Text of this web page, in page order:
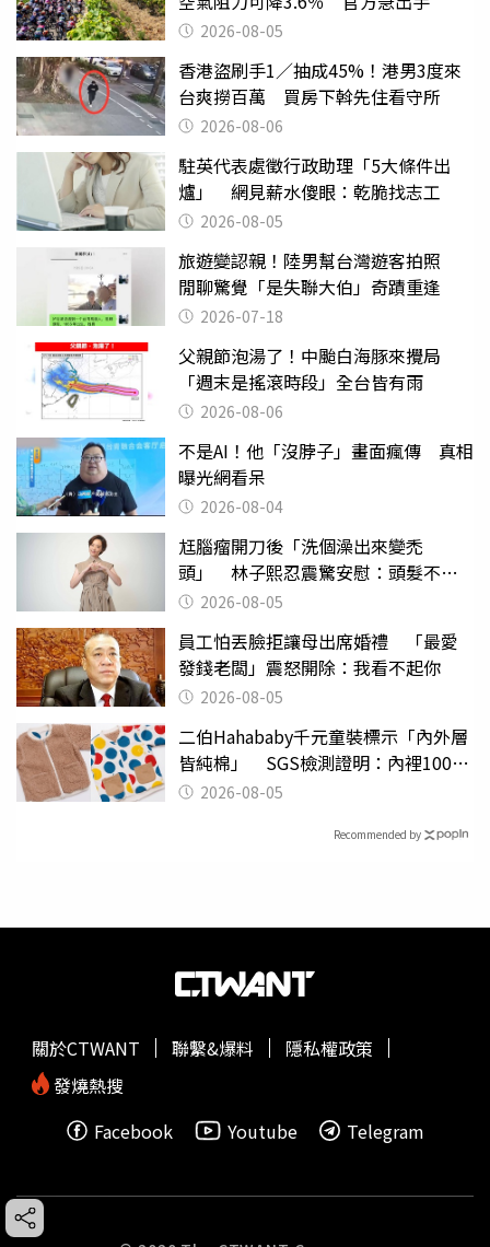
2026-08-05
香港盜刷手1／抽成45%！港男3度來
台爽撈百萬 買房下斡先住看守所
2026-08-06
駐英代表處徵行政助理「5大條件出
爐」 網見薪水傻眼：乾脆找志工
2026-08-05
旅遊變認親！陸男幫台灣遊客拍照
閒聊驚覺「是失聯大伯」奇蹟重逢
2026-07-18
父親節泡湯了！中颱白海豚來攪局
「週末是搖滾時段」全台皆有雨
2026-08-06
不是AI！他「沒脖子」畫面瘋傳 真相
曝光網看呆
2026-08-04
尪腦瘤開刀後「洗個澡出來變禿
頭」 林子熙忍震驚安慰：頭髮不重
要 2026-08-05
員工怕丟臉拒讓母出席婚禮 「最愛
發錢老闆」震怒開除：我看不起你
2026-08-05
二伯Hahababy千元童裝標示「內外層
皆純棉」 SGS檢測證明：內裡100%
聚酯纖維
2026-08-05
Recommended by
關於CTWANT 聯繫&爆料
隱私權政策
發燒熱搜
Facebook
Youtube Telegram